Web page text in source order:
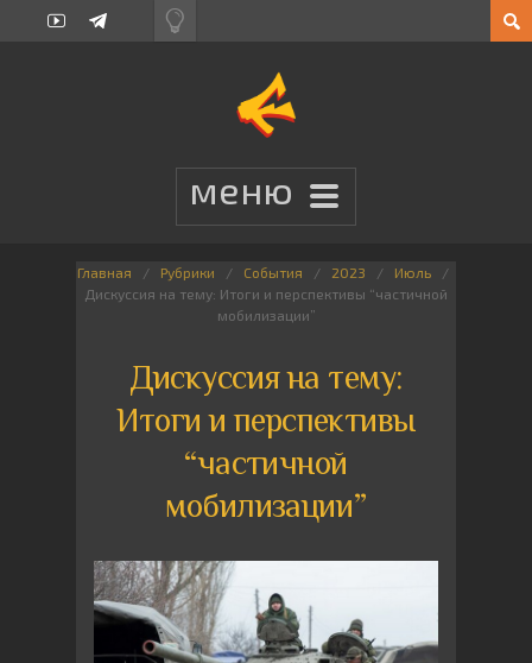
Главная Рубрики События 2023
Июль
Дискуссия на тему: Итоги и перспективы “частичной
мобилизации”
Дискуссия на тему:
Итоги и перспективы
“частичной
мобилизации”